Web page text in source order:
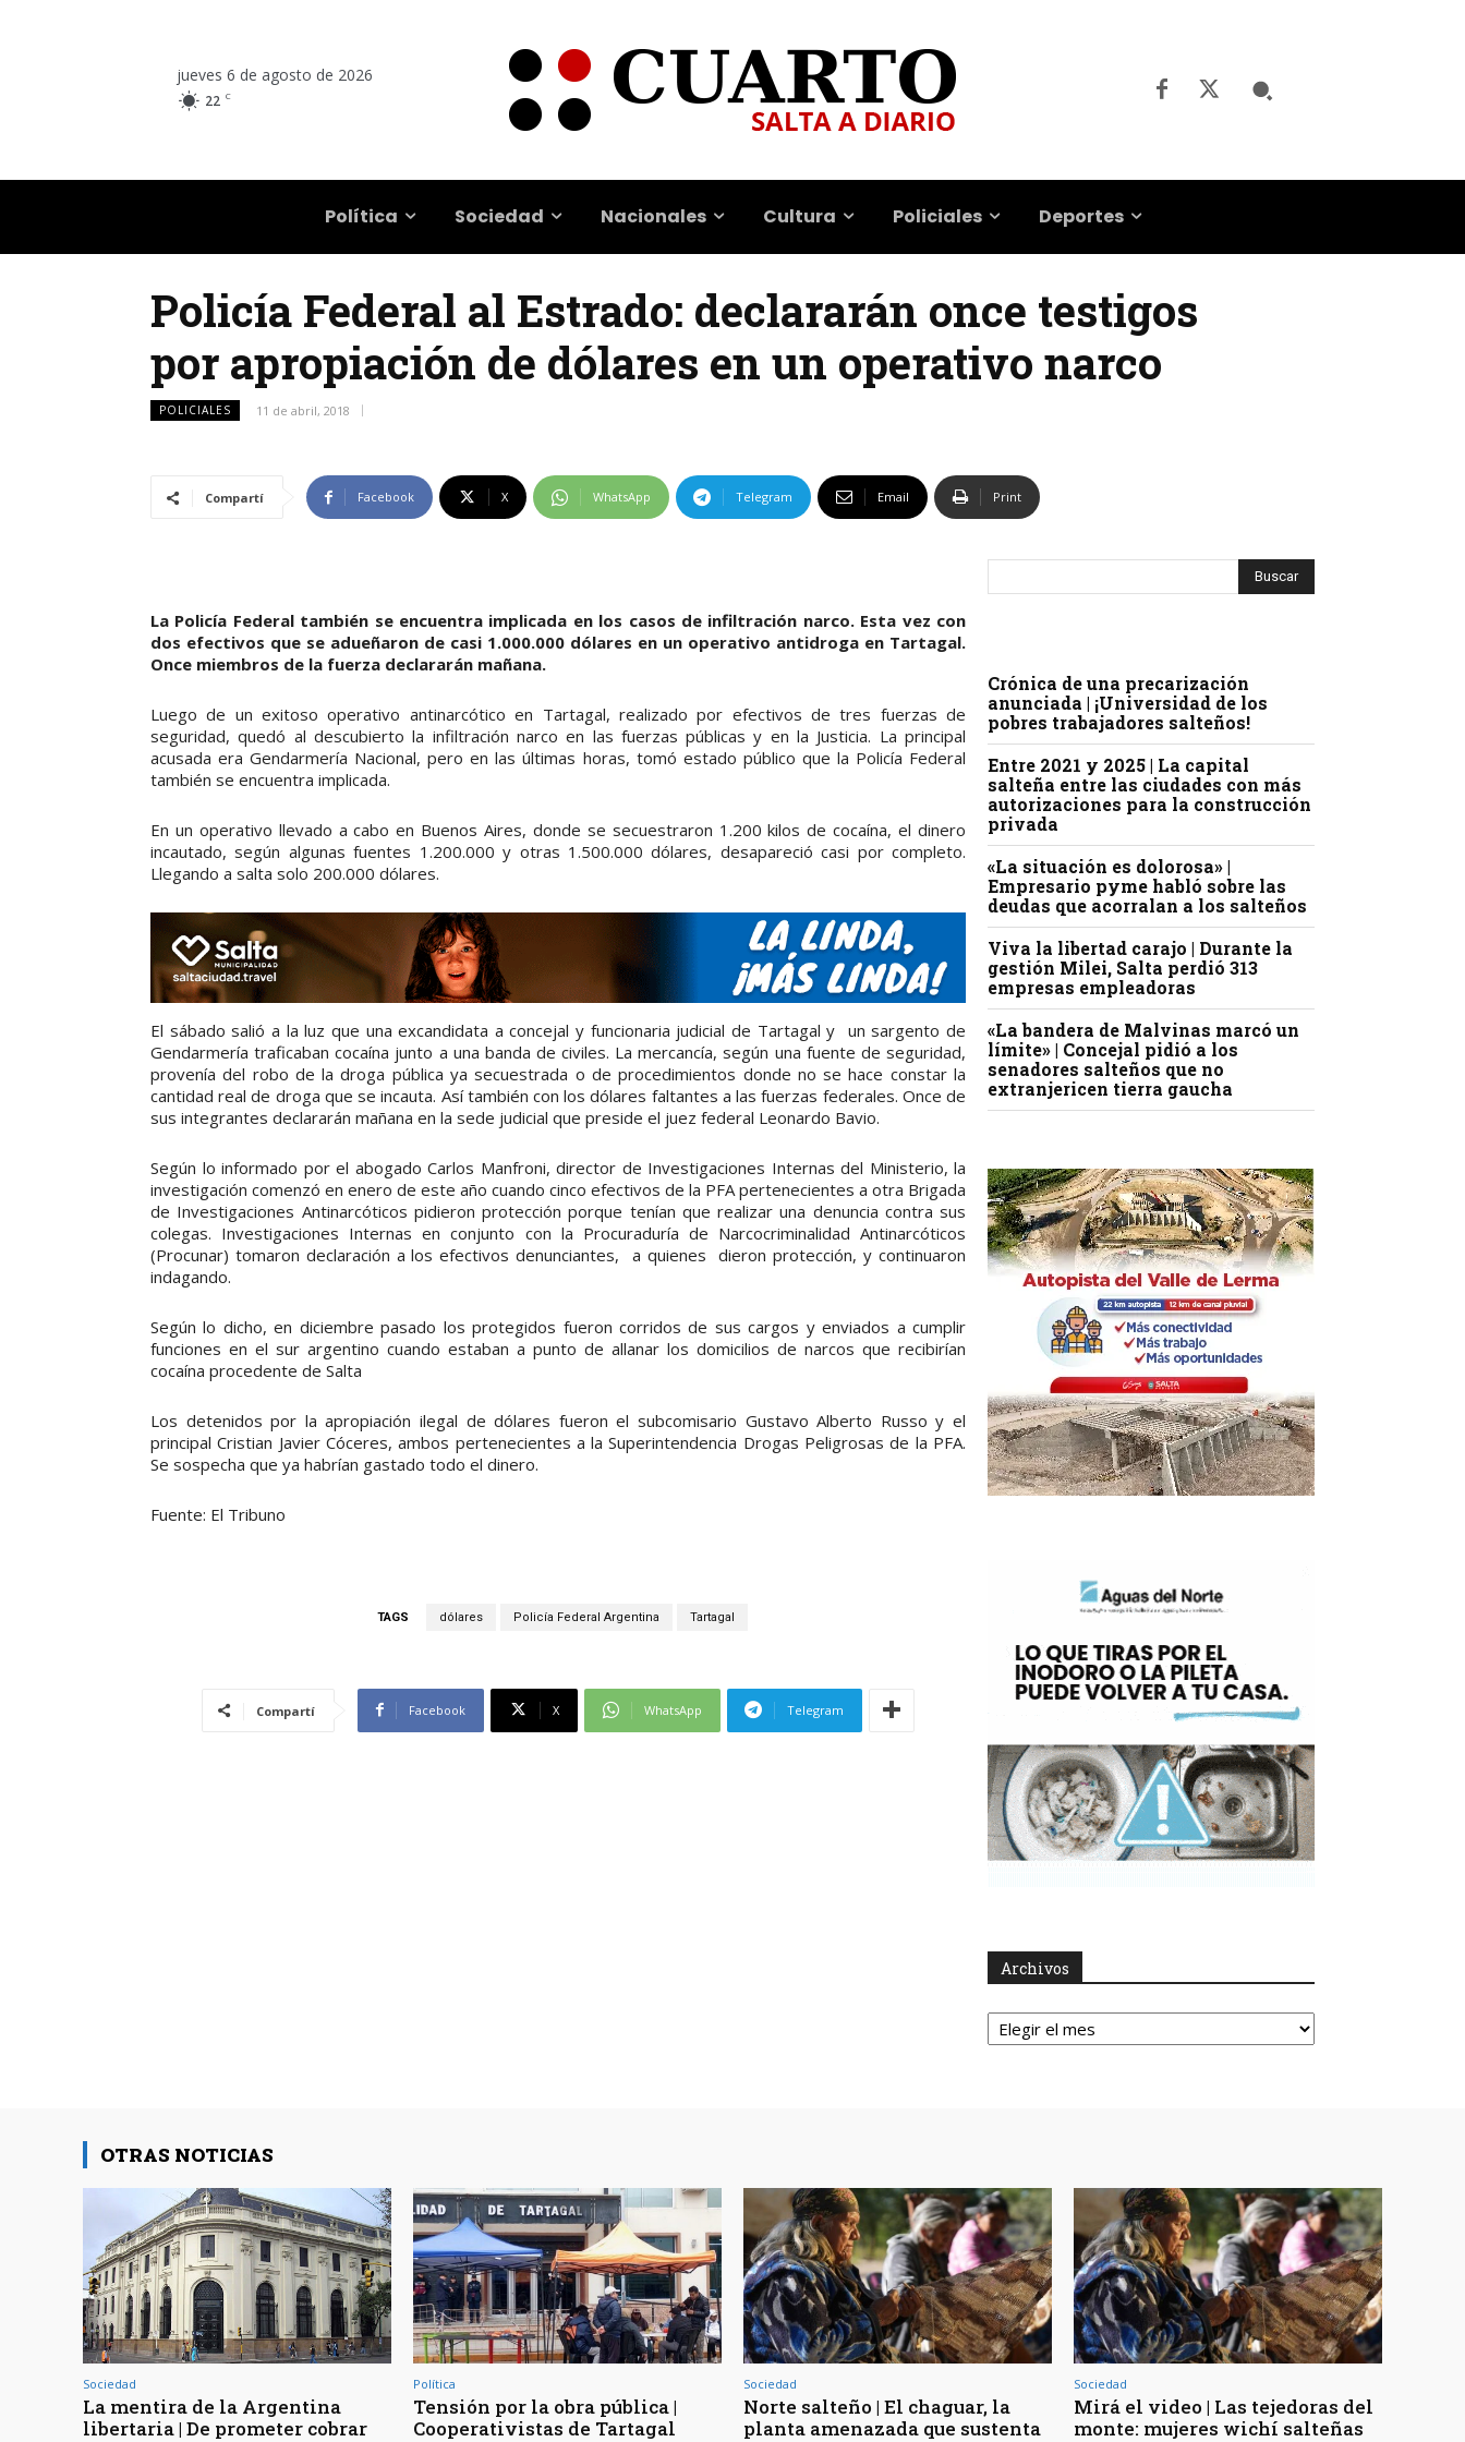
jueves 6 de agosto de 2026
22 C
Política Sociedad Nacionales Cultura Policiales Deportes
Policía Federal al Estrado: declararán once testigos
por apropiación de dólares en un operativo narco
POLICIALES 11 de abril, 2018
Compartí Facebook X WhatsApp Telegram Email Print
La Policía Federal también se encuentra implicada en los casos de infiltración narco. Esta vez con
dos efectivos que se adueñaron de casi 1.000.000 dólares en un operativo antidroga en Tartagal.
Once miembros de la fuerza declararán mañana.
Luego de un exitoso operativo antinarcótico en Tartagal, realizado por efectivos de tres fuerzas de
seguridad, quedó al descubierto la infiltración narco en las fuerzas públicas y en la Justicia. La principal
acusada era Gendarmería Nacional, pero en las últimas horas, tomó estado público que la Policía Federal
también se encuentra implicada.
En un operativo llevado a cabo en Buenos Aires, donde se secuestraron 1.200 kilos de cocaína, el dinero
incautado, según algunas fuentes 1.200.000 y otras 1.500.000 dólares, desapareció casi por completo.
Llegando a salta solo 200.000 dólares.
El sábado salió a la luz que una excandidata a concejal y funcionaria judicial de Tartagal y un sargento de
Gendarmería traficaban cocaína junto a una banda de civiles. La mercancía, según una fuente de seguridad,
provenía del robo de la droga pública ya secuestrada o de procedimientos donde no se hace constar la
cantidad real de droga que se incauta. Así también con los dólares faltantes a las fuerzas federales. Once de
sus integrantes declararán mañana en la sede judicial que preside el juez federal Leonardo Bavio.
Según lo informado por el abogado Carlos Manfroni, director de Investigaciones Internas del Ministerio, la
investigación comenzó en enero de este año cuando cinco efectivos de la PFA pertenecientes a otra Brigada
de Investigaciones Antinarcóticos pidieron protección porque tenían que realizar una denuncia contra sus
colegas. Investigaciones Internas en conjunto con la Procuraduría de Narcocriminalidad Antinarcóticos
(Procunar) tomaron declaración a los efectivos denunciantes, a quienes dieron protección, y continuaron
indagando.
Según lo dicho, en diciembre pasado los protegidos fueron corridos de sus cargos y enviados a cumplir
funciones en el sur argentino cuando estaban a punto de allanar los domicilios de narcos que recibirían
cocaína procedente de Salta
Los detenidos por la apropiación ilegal de dólares fueron el subcomisario Gustavo Alberto Russo y el
principal Cristian Javier Cóceres, ambos pertenecientes a la Superintendencia Drogas Peligrosas de la PFA.
Se sospecha que ya habrían gastado todo el dinero.
Fuente: El Tribuno
TAGS dólares Policía Federal Argentina Tartagal
Compartí Facebook X WhatsApp Telegram
Crónica de una precarización
anunciada | ¡Universidad de los
pobres trabajadores salteños!
Entre 2021 y 2025 | La capital
salteña entre las ciudades con más
autorizaciones para la construcción
privada
«La situación es dolorosa» |
Empresario pyme habló sobre las
deudas que acorralan a los salteños
Viva la libertad carajo | Durante la
gestión Milei, Salta perdió 313
empresas empleadoras
«La bandera de Malvinas marcó un
límite» | Concejal pidió a los
senadores salteños que no
extranjericen tierra gaucha
Archivos
Archivos
OTRAS NOTICIAS
Sociedad
La mentira de la Argentina
libertaria | De prometer cobrar
Política
Tensión por la obra pública |
Cooperativistas de Tartagal
Sociedad
Norte salteño | El chaguar, la
planta amenazada que sustenta
Sociedad
Mirá el video | Las tejedoras del
monte: mujeres wichí salteñas